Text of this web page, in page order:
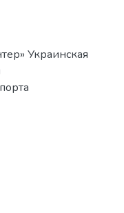
Украинская